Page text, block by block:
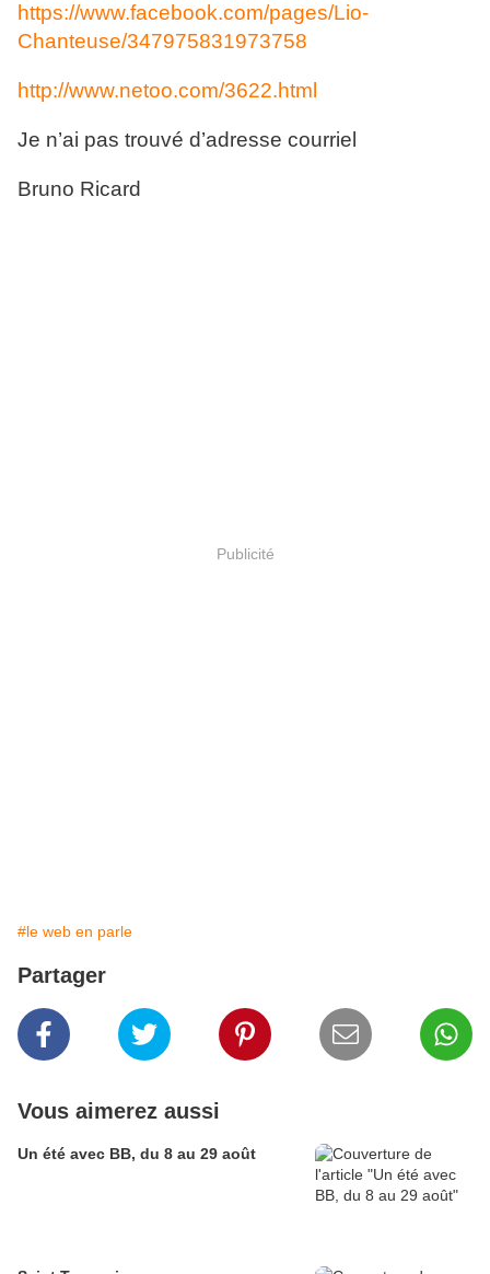
https://www.facebook.com/pages/Lio-
Chanteuse/347975831973758
http://www.netoo.com/3622.html
Je n’ai pas trouvé d’adresse courriel
Bruno Ricard
Publicité
#le web en parle
Partager
Vous aimerez aussi
Un été avec BB, du 8 au 29 août